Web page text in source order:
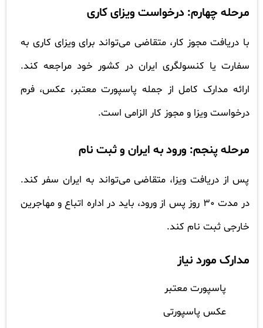
مرحله چهارم: درخواست ویزای کاری
با دریافت مجوز کار، متقاضی می‌تواند برای ویزای کاری به
سفارت یا کنسولگری ایران در کشور خود مراجعه کند.
ارائه مدارک کامل از جمله پاسپورت معتبر، عکس، فرم
درخواست ویزا و مجوز کار الزامی است.
مرحله پنجم: ورود به ایران و ثبت نام
پس از دریافت ویزا، متقاضی می‌تواند به ایران سفر کند.
در مدت 30 روز پس از ورود، باید در اداره اتباع و مهاجرین
خارجی ثبت نام کند.
مدارک مورد نیاز
پاسپورت معتبر
عکس پاسپورتی